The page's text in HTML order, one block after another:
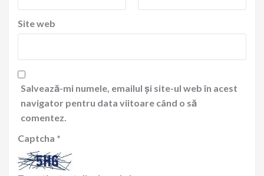
Site web
Salvează-mi numele, emailul și site-ul web în acest
navigator pentru data viitoare când o să
comentez.
Captcha *